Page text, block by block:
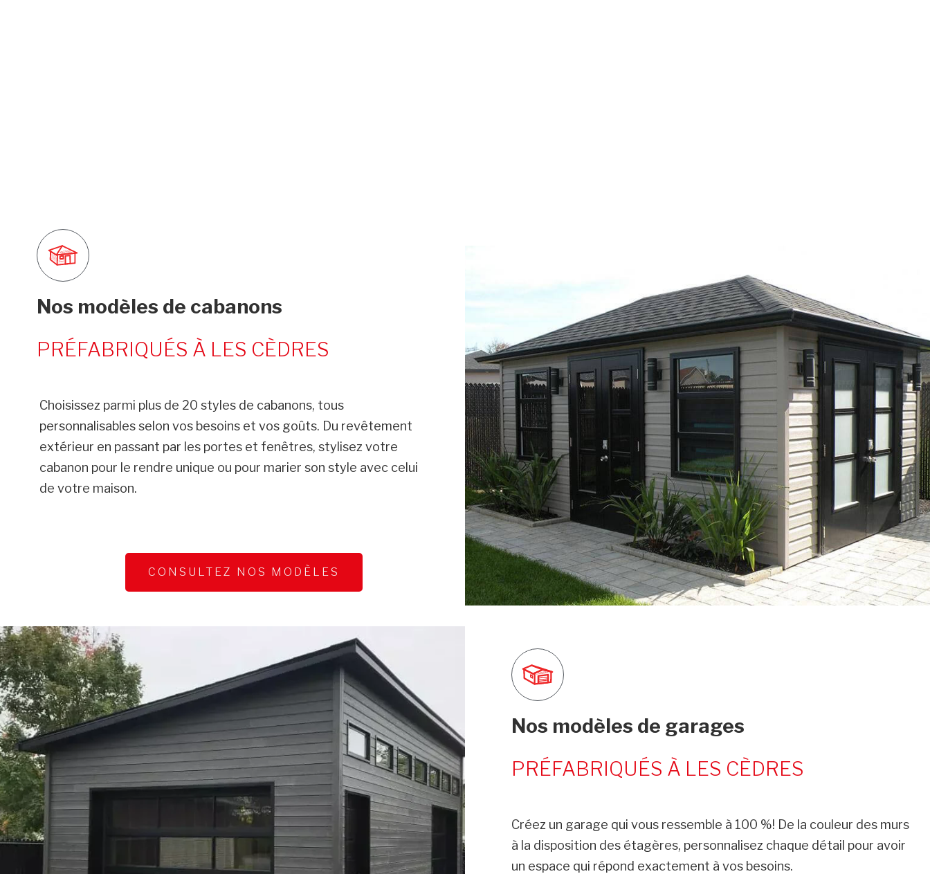
Nos modèles de cabanons
PRÉFABRIQUÉS À LES CÈDRES
Choisissez parmi plus de 20 styles de cabanons, tous
personnalisables selon vos besoins et vos goûts. Du revêtement
extérieur en passant par les portes et fenêtres, stylisez votre
cabanon pour le rendre unique ou pour marier son style avec celui
de votre maison.
CONSULTEZ NOS MODÈLES
Nos modèles de garages
PRÉFABRIQUÉS À LES CÈDRES
Créez un garage qui vous ressemble à 100 %! De la couleur des murs
à la disposition des étagères, personnalisez chaque détail pour avoir
un espace qui répond exactement à vos besoins.